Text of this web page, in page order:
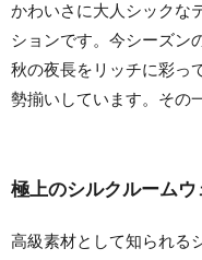
かわいさに大人シックな
ションです。今シーズン
秋の夜長をリッチに彩っ
勢揃いしています。その
極上のシルクルーム
高級素材として知られる